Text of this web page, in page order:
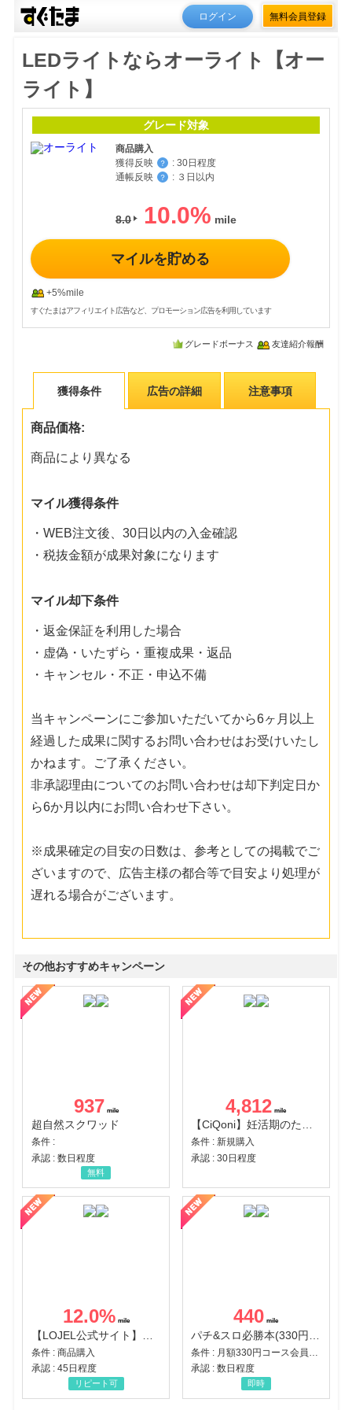
ログイン 無料会員登録
LEDライトならオーライト【オー
ライト】
グレード対象
商品購入
獲得反映
？ : 30日程度
通帳反映
？ : ３日以内
8.0 10.0%
マイルを貯める
+5%mile
すぐたまはアフィリエイト広告など、プロモーション広告を利用しています
グレードボーナス 友達紹介報酬
獲得条件 広告の詳細 注意事項
商品価格:
商品により異なる
マイル獲得条件
・WEB注文後、30日以内の入金確認
・税抜金額が成果対象になります
マイル却下条件
・返金保証を利用した場合
・虚偽・いたずら・重複成果・返品
・キャンセル・不正・申込不備
当キャンペーンにご参加いただいてから6ヶ月以上
経過した成果に関するお問い合わせはお受けいたし
かねます。ご了承ください。
非承認理由についてのお問い合わせは却下判定日か
ら6か月以内にお問い合わせ下さい。
※成果確定の目安の日数は、参考としての掲載でご
ざいますので、広告主様の都合等で目安より処理が
遅れる場合がございます。
その他おすすめキャンペーン
937
超自然スクワッド
条件 :
承認 : 数日程度
無料
4,812
【CiQoni】妊活期のための葉酸サプリ
条件 : 新規購入
承認 : 30日程度
12.0%
条件 : 商品購入
承認 : 45日程度
リピート可
440
承認 : 数日程度
即時